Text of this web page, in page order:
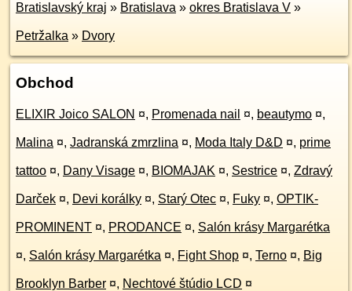
Bratislavský kraj » Bratislava » okres Bratislava V »
Petržalka » Dvory
Obchod
ELIXIR Joico SALON ¤, Promenada nail ¤, beautymo ¤,
Malina ¤, Jadranská zmrzlina ¤, Moda Italy D&D ¤, prime
tattoo ¤, Dany Visage ¤, BIOMAJAK ¤, Sestrice ¤, Zdravý
Darček ¤, Devi korálky ¤, Starý Otec ¤, Fuky ¤, OPTIK-
PROMINENT ¤, PRODANCE ¤, Salón krásy Margarétka
¤, Salón krásy Margarétka ¤, Fight Shop ¤, Terno ¤, Big
Brooklyn Barber ¤, Nechtové štúdio LCD ¤